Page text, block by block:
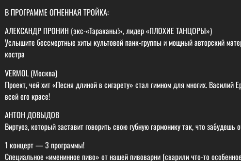
В ПРОГРАММЕ ОГНЕННАЯ ТРОЙКА:
АЛЕКСАНДР ПРОНИН (экс-«Тараканы!», лидер «ПЛОХИЕ ТАНЦОРЫ»)
Услышите бессмертные хиты культовой панк-группы и мощный авторский
костра
VERMOL (Москва)
Проект, чей хит «Песня длиной в сигарету» стал гимном для многих.
всей его красе!
АНТОН ДОВЫДОВ
Виртуоз, который заставит говорить свою губную гармонику так, что
1 концерт — 3 программы!
Специальное «именинное пиво» от нашей пивоварни (сварили что-то